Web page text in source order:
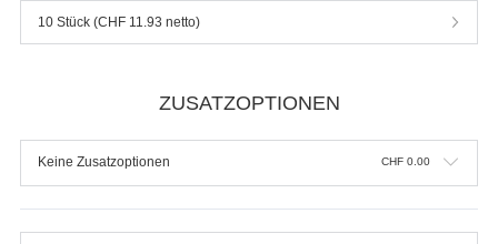
10 Stück (CHF 11.93 netto)
ZUSATZOPTIONEN
Keine Zusatzoptionen CHF 0.00